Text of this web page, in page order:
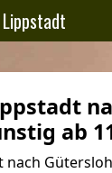
ab
nach